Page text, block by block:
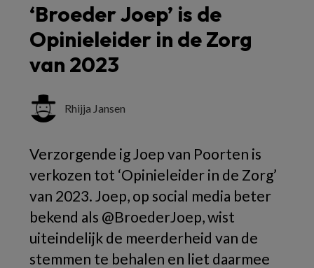
‘Broeder Joep’ is de
Opinieleider in de Zorg
van 2023
Rhijja Jansen
Verzorgende ig Joep van Poorten is
verkozen tot ‘Opinieleider in de Zorg’
van 2023. Joep, op social media beter
bekend als @BroederJoep, wist
uiteindelijk de meerderheid van de
stemmen te behalen en liet daarmee